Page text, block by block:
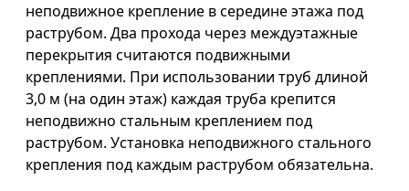
неподвижное крепление в середине этажа под
раструбом. Два прохода через междуэтажные
перекрытия считаются подвижными
креплениями. При использовании труб длиной
3,0 м (на один этаж) каждая труба крепится
неподвижно стальным креплением под
раструбом. Установка неподвижного стального
крепления под каждым раструбом обязательна.